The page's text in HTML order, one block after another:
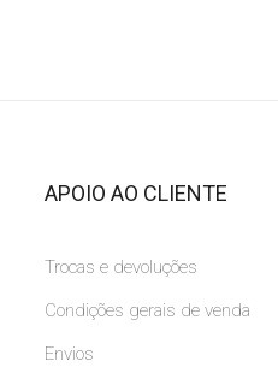
APOIO AO CLIENTE
Trocas e devoluções
Condições gerais de venda
Envios